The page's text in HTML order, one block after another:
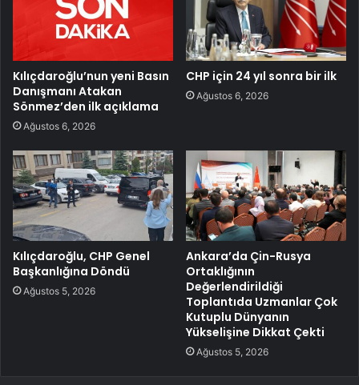
Kılıçdaroğlu’nun yeni Basın
Danışmanı Atakan
Sönmez’den ilk açıklama
Ağustos 6, 2026
CHP için 24 yıl sonra bir ilk
Ağustos 6, 2026
Kılıçdaroğlu, CHP Genel
Başkanlığına Döndü
Ağustos 5, 2026
Ankara’da Çin-Rusya
Ortaklığının
Değerlendirildiği
Toplantıda Uzmanlar Çok
Kutuplu Dünyanın
Yükselişine Dikkat Çekti
Ağustos 5, 2026